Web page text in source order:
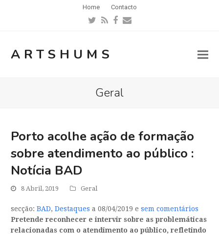
Home Contacto
Twitter
RSSFacebook
Email
ARTSHUMS
Geral
Porto acolhe ação de formação
sobre atendimento ao público :
Notícia BAD
8 Abril, 2019 Geral
secção:BAD,Destaques a 08/04/2019 esem comentários
Pretende reconhecer e intervir sobre as problemáticas
relacionadas com o atendimento ao público, refletindo